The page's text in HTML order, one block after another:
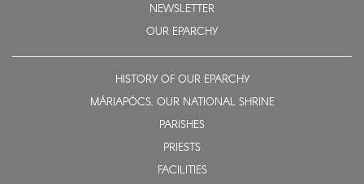
NEWSLETTER
OUR EPARCHY
HISTORY OF OUR EPARCHY
MÁRIAPÓCS, OUR NATIONAL SHRINE
PARISHES
PRIESTS
FACILITIES